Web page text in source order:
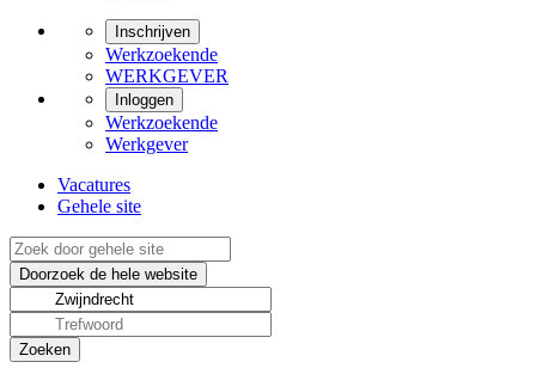
Inschrijven
Werkzoekende
WERKGEVER
Inloggen
Werkzoekende
Werkgever
Vacatures
Gehele site